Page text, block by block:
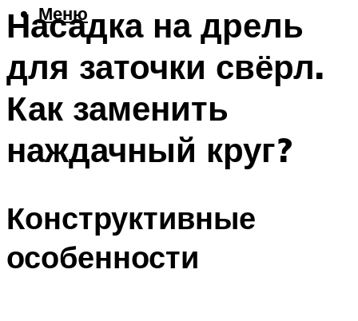
Меню
Насадка на дрель
для заточки свёрл.
Как заменить
наждачный круг?
Конструктивные
особенности